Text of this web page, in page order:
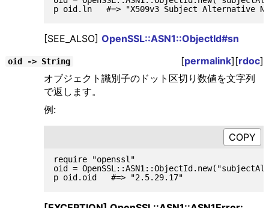
[SEE_ALSO] OpenSSL::ASN1::ObjectId#sn
oid -> String [permalink][rdoc]
オブジェクト識別子のドット区切り数値を文字列
で返します。
例:
require "openssl"
oid =